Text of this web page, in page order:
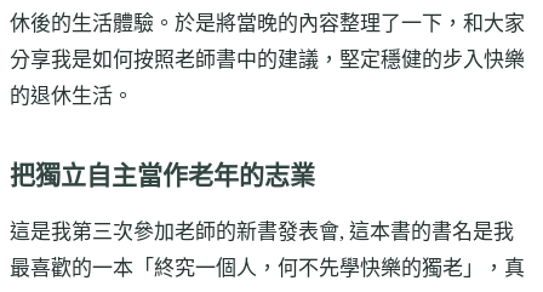
休後的生活體驗。於是將當晚的內容整理了一下，和大家
分享我是如何按照老師書中的建議，堅定穩健的步入快樂
的退休生活。
把獨立自主當作老年的志業
這是我第三次參加老師的新書發表會, 這本書的書名是我
最喜歡的一本「終究一個人，何不先學快樂的獨老」，真